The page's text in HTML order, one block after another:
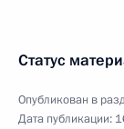
Статус
Опубликован в
Дата публикации: